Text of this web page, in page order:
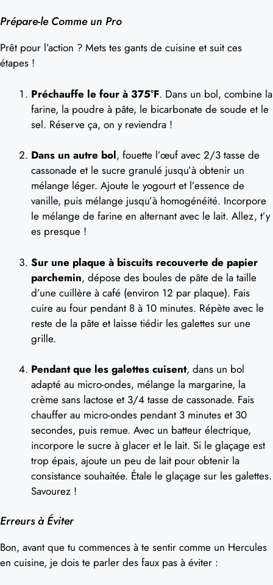
Prépare-le Comme un Pro
Prêt pour l’action ? Mets tes gants de cuisine et suit ces
étapes !
Préchauffe le four à 375°F. Dans un bol, combine la
farine, la poudre à pâte, le bicarbonate de soude et le
sel. Réserve ça, on y reviendra !
Dans un autre bol, fouette l’œuf avec 2/3 tasse de
cassonade et le sucre granulé jusqu’à obtenir un
mélange léger. Ajoute le yogourt et l’essence de
vanille, puis mélange jusqu’à homogénéité. Incorpore
le mélange de farine en alternant avec le lait. Allez, t’y
es presque !
Sur une plaque à biscuits recouverte de papier
parchemin, dépose des boules de pâte de la taille
d’une cuillère à café (environ 12 par plaque). Fais
cuire au four pendant 8 à 10 minutes. Répète avec le
reste de la pâte et laisse tiédir les galettes sur une
grille.
Pendant que les galettes cuisent, dans un bol
adapté au micro-ondes, mélange la margarine, la
crème sans lactose et 3/4 tasse de cassonade. Fais
chauffer au micro-ondes pendant 3 minutes et 30
secondes, puis remue. Avec un batteur électrique,
incorpore le sucre à glacer et le lait. Si le glaçage est
trop épais, ajoute un peu de lait pour obtenir la
consistance souhaitée. Étale le glaçage sur les galettes.
Savourez !
Erreurs à Éviter
Bon, avant que tu commences à te sentir comme un Hercules
en cuisine, je dois te parler des faux pas à éviter :